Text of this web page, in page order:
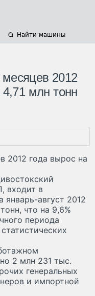
Найти машины
2012
млн тонн
2012 года вырос на
входит в
январь-август 2012
что на 9,6%
периода
2 млн 231 тыс.
генеральных
и импортной